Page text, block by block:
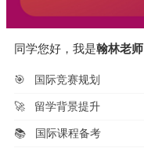
同学您好，我是翰林老师
🎯 国际竞赛规划
🚀 留学背景提升
📚 国际课程备考